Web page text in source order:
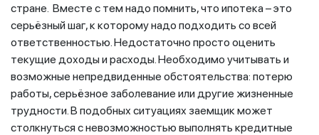
стране. Вместе с тем надо помнить, что ипотека – это
серьёзный шаг, к которому надо подходить со всей
ответственностью. Недостаточно просто оценить
текущие доходы и расходы. Необходимо учитывать и
возможные непредвиденные обстоятельства: потерю
работы, серьёзное заболевание или другие жизненные
трудности. В подобных ситуациях заемщик может
столкнуться с невозможностью выполнять кредитные